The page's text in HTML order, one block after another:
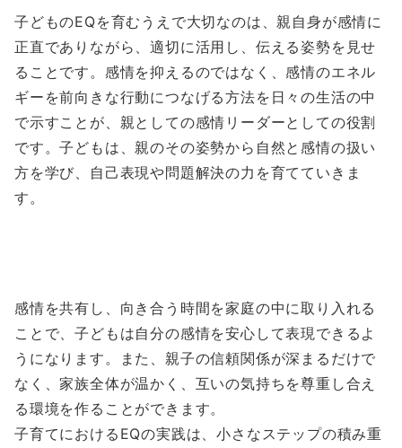
子どものEQを育むうえで大切なのは、親自身が感情に
正直でありながら、適切に活用し、伝える姿勢を見せ
ることです。感情を抑えるのではなく、感情のエネル
ギーを前向きな行動につなげる方法を日々の生活の中
で示すことが、親としての感情リーダーとしての役割
です。子どもは、親のその姿勢から自然と感情の扱い
方を学び、自己表現や問題解決の力を育てていきま
す。
感情を共有し、向き合う時間を家庭の中に取り入れる
ことで、子どもは自分の感情を安心して表現できるよ
うになります。また、親子の信頼関係が深まるだけで
なく、家族全体が温かく、互いの気持ちを尊重し合え
る環境を作ることができます。
子育てにおけるEQの実践は、小さなステップの積み重